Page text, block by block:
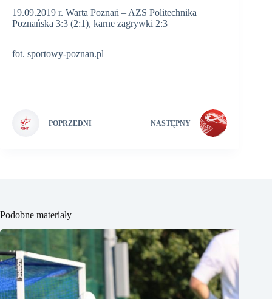
19.09.2019 r. Warta Poznań – AZS Politechnika
Poznańska 3:3 (2:1), karne zagrywki 2:3
fot. sportowy-poznan.pl
POPRZEDNI NASTĘPNY
Podobne materiały